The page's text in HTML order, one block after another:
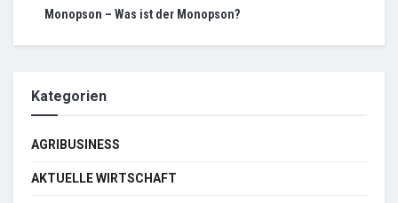
Monopson – Was ist der Monopson?
Kategorien
AGRIBUSINESS
AKTUELLE WIRTSCHAFT